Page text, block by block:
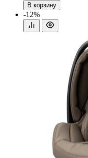
В корзину
-12%